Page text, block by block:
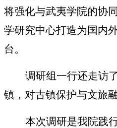
将强化与武夷学院的协
学研究中心打造为国内
台。
调研组一行还走访
镇，对古镇保护与文旅
本次调研是我院践